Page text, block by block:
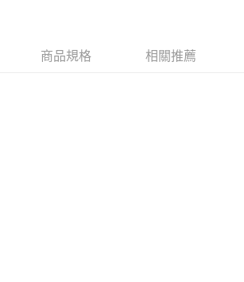
個工作天不含預購商品］
商品規格 相關推薦